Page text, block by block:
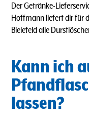
Der Getränke-
Hoffmann liefert dir für
Bielefeld alle
Kann ich
lassen?